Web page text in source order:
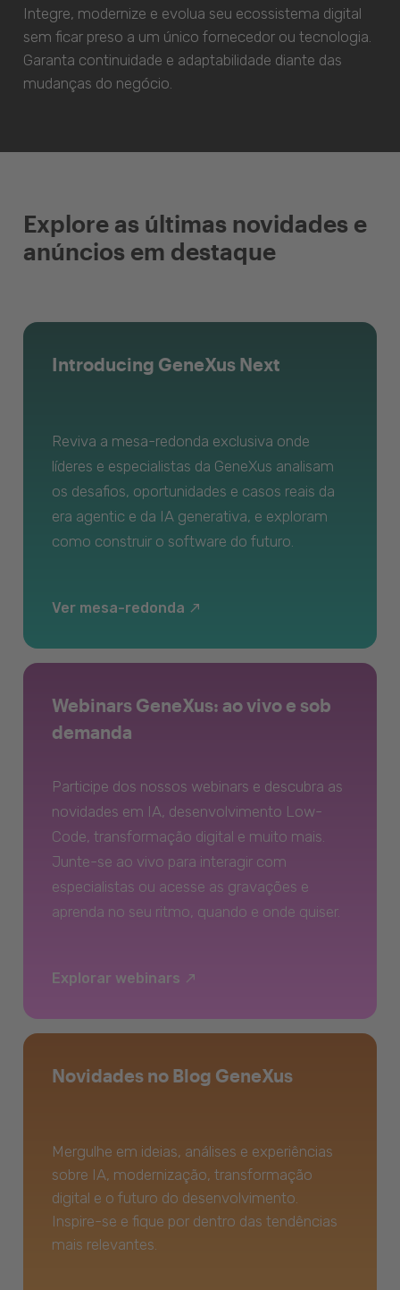
Integre, modernize e evolua seu ecossistema digital
sem ficar preso a um único fornecedor ou tecnologia.
Garanta continuidade e adaptabilidade diante das
mudanças do negócio.
Explore as últimas novidades e
anúncios em destaque
Introducing GeneXus Next
Reviva a mesa-redonda exclusiva onde
líderes e especialistas da GeneXus analisam
os desafios, oportunidades e casos reais da
era agentic e da IA generativa, e exploram
como construir o software do futuro.
Ver mesa-redonda
Webinars GeneXus: ao vivo e sob
demanda
Participe dos nossos webinars e descubra as
novidades em IA, desenvolvimento Low-
Code, transformação digital e muito mais.
Junte-se ao vivo para interagir com
especialistas ou acesse as gravações e
aprenda no seu ritmo, quando e onde quiser.
Explorar webinars
Novidades no Blog GeneXus
Mergulhe em ideias, análises e experiências
sobre IA, modernização, transformação
digital e o futuro do desenvolvimento.
Inspire-se e fique por dentro das tendências
mais relevantes.